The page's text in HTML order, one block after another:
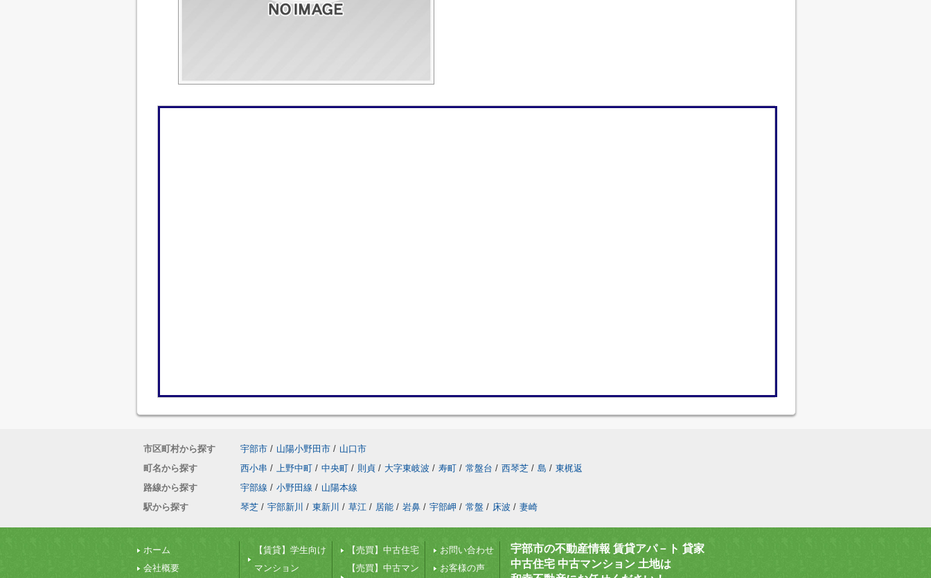
市区町村から探す 宇部市 / 山陽小野田市 / 山口市
町名から探す
西小串 / 上野中町 / 中央町 / 則貞 / 大字東岐波 / 寿町 / 常盤台 / 西琴芝 / 島 / 東梶返
路線から探す
宇部線 / 小野田線 / 山陽本線
駅から探す
琴芝 / 宇部新川 / 東新川 / 草江 / 居能 / 岩鼻 / 宇部岬 / 常盤 / 床波 / 妻崎
ホーム
会社概要
【賃貸】学生向け
マンション
【売買】中古住宅
【売買】中古マン
お問い合わせ
お客様の声
宇部市の不動産情報 賃貸アパ－ト 貸家
中古住宅 中古マンション 土地は